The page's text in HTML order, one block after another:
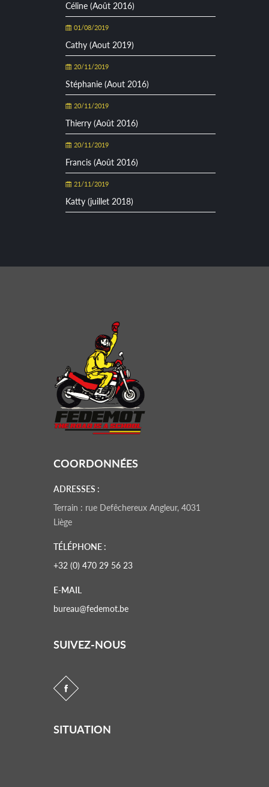
Céline (Août 2016)
01/08/2019
Cathy (Aout 2019)
20/11/2019
Stéphanie (Aout 2016)
20/11/2019
Thierry (Août 2016)
20/11/2019
Francis (Août 2016)
21/11/2019
Katty (juillet 2018)
COORDONNÉES
ADRESSES :
Terrain : rue Defêchereux Angleur, 4031
Liège
TÉLÉPHONE :
+32 (0) 470 29 56 23
E-MAIL
bureau@fedemot.be
SUIVEZ-NOUS
SITUATION